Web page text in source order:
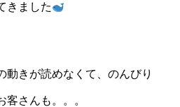
きました
動きが読めなくて、のんびり
客さんも。。。